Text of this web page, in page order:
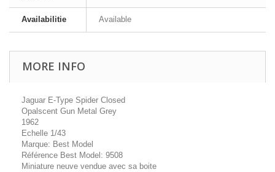
Availabilitie Available
MORE INFO
Jaguar E-Type Spider Closed
Opalscent Gun Metal Grey
1962
Echelle 1/43
Marque: Best Model
Référence Best Model: 9508
Miniature neuve vendue avec sa boite